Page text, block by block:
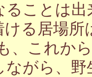
ることは
ける居場
、これか
ながら、